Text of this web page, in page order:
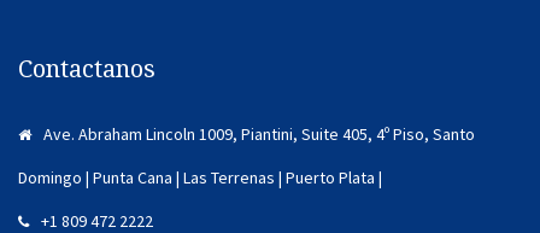
Contactanos
Ave. Abraham Lincoln 1009, Piantini, Suite 405, 4º Piso, Santo
Domingo | Punta Cana | Las Terrenas | Puerto Plata |
+1 809 472 2222